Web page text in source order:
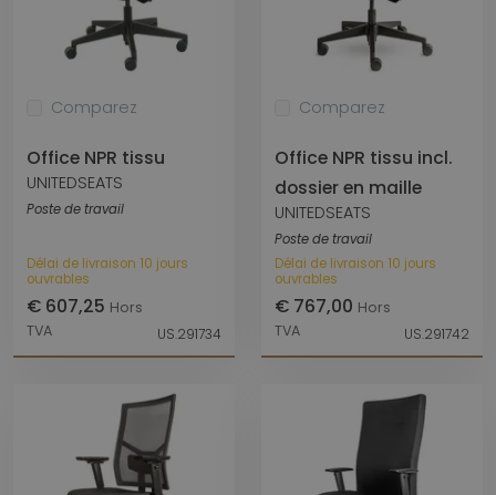
Comparez
Office NPR tissu
UNITEDSEATS
Poste de travail
Délai de livraison 10 jours
ouvrables
€ 607,25 Hors
TVA
US.291734
Comparez
Office NPR tissu incl.
dossier en maille
UNITEDSEATS
Poste de travail
Délai de livraison 10 jours
ouvrables
€ 767,00 Hors
TVA
US.291742